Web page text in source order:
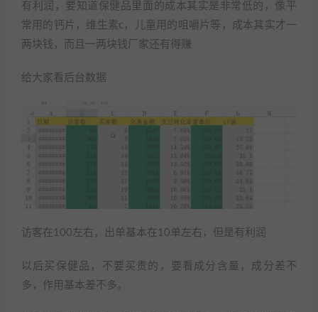
有利润，要知道保健品里面的成本其实是非常低的，像平
常用的钙片，维生素c，儿童用的咀嚼片等，成本其实才一
两块钱，而且一两块钱厂家还有得赚
给大家看后台数据
访客在100左右，出单基本在10单左右，但是有利润
以后买保健品，不要买贵的，要看成分含量，成分差不
多，作用基本差不多。